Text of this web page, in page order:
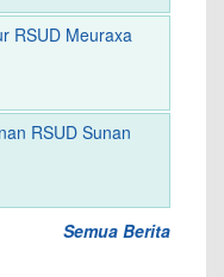
RSUD Meuraxa
RSUD Sunan
Semua Berita